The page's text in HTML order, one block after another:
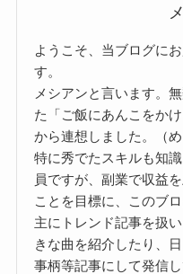
ようこそ、当ブログに
す。
メシアンと言います。
た「ご飯にあんこをか
から連想しました。（
特に秀でたスキルも知
員ですが、副業で収益
ことを目標に、このブ
主にトレンド記事を扱
きな曲を紹介したり、
事柄等記事にして発信